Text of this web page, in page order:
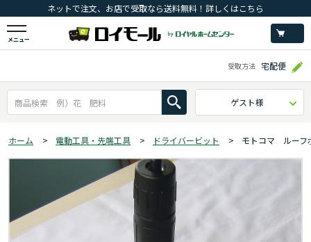
ネットで注文、お店で受取なら送料無料！詳しくはこちら
メニュー
受取方法 宅配便
ゲスト様
ホーム > 電動工具・先端工具 > ドライバービット > モトコマ ルーフ